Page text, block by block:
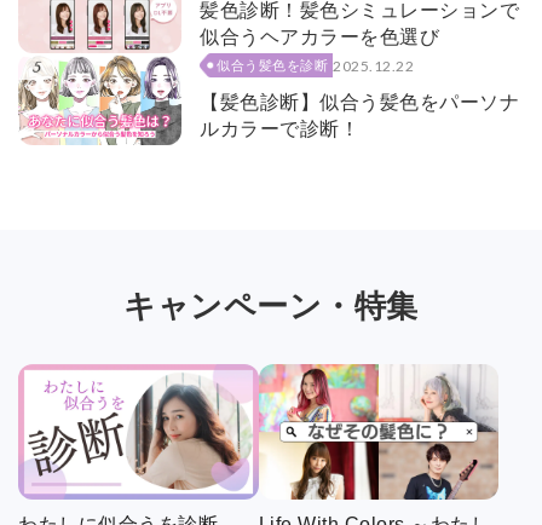
髪色診断！髪色シミュレーションで
似合うヘアカラーを色選び
似合う髪色を診断 2025.12.22
【髪色診断】似合う髪色をパーソナ
ルカラーで診断！
キャンペーン・特集